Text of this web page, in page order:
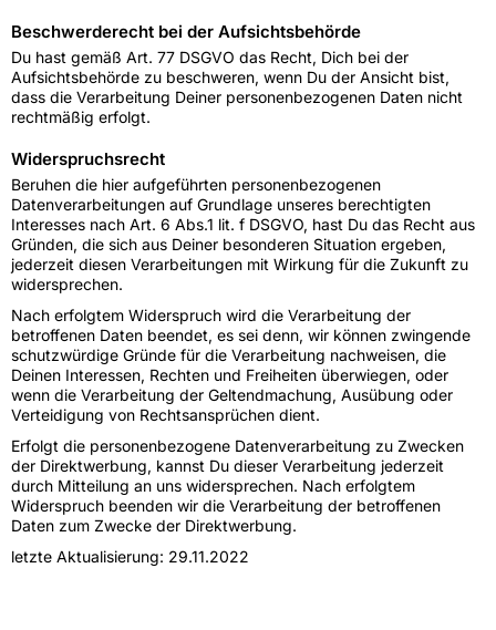
Beschwerderecht bei der Aufsichtsbehörde
Du hast gemäß Art. 77 DSGVO das Recht, Dich bei der
Aufsichtsbehörde zu beschweren, wenn Du der Ansicht bist,
dass die Verarbeitung Deiner personenbezogenen Daten nicht
rechtmäßig erfolgt.
Widerspruchsrecht
Beruhen die hier aufgeführten personenbezogenen
Datenverarbeitungen auf Grundlage unseres berechtigten
Interesses nach Art. 6 Abs.1 lit. f DSGVO, hast Du das Recht aus
Gründen, die sich aus Deiner besonderen Situation ergeben,
jederzeit diesen Verarbeitungen mit Wirkung für die Zukunft zu
widersprechen.
Nach erfolgtem Widerspruch wird die Verarbeitung der
betroffenen Daten beendet, es sei denn, wir können zwingende
schutzwürdige Gründe für die Verarbeitung nachweisen, die
Deinen Interessen, Rechten und Freiheiten überwiegen, oder
wenn die Verarbeitung der Geltendmachung, Ausübung oder
Verteidigung von Rechtsansprüchen dient.
Erfolgt die personenbezogene Datenverarbeitung zu Zwecken
der Direktwerbung, kannst Du dieser Verarbeitung jederzeit
durch Mitteilung an uns widersprechen. Nach erfolgtem
Widerspruch beenden wir die Verarbeitung der betroffenen
Daten zum Zwecke der Direktwerbung.
letzte Aktualisierung: 29.11.2022